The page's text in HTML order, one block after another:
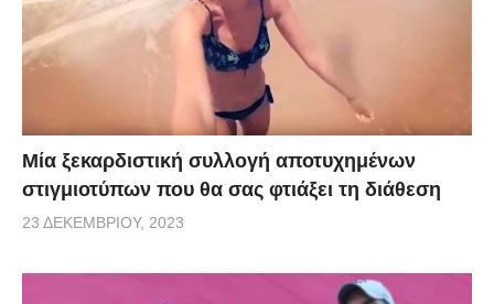
Μία ξεκαρδιστική συλλογή αποτυχημένων
στιγμιοτύπων που θα σας φτιάξει τη διάθεση
23 ΔΕΚΕΜΒΡΊΟΥ, 2023